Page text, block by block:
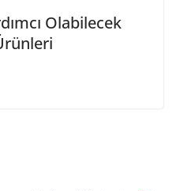
Olabilecek